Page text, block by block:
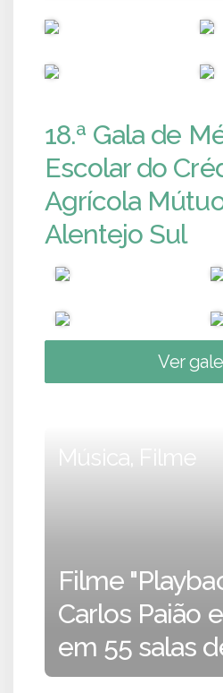
18.ª Gala de
Escolar do
Agrícola
Alentejo Sul
Ver
Música, Filme
Filme
Carlos Paião
em 55 salas